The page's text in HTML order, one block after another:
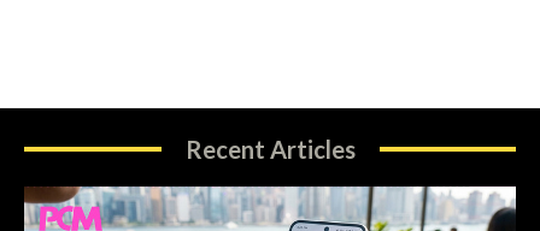
Recent Articles